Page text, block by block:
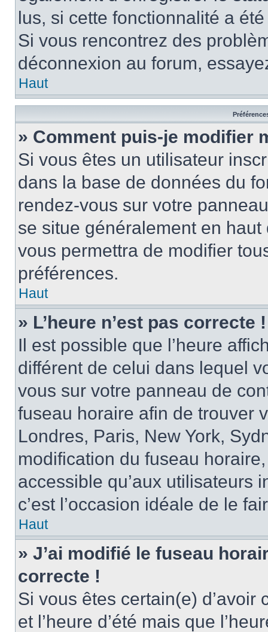
lus, si cette fonctionnalité a
Si vous rencontrez des
déconnexion au forum,
Haut
» Comment puis-je modifier
Si vous êtes un utilisateur
dans la base de données du
rendez-vous sur votre
se situe généralement en
vous permettra de modifier
préférences.
Haut
» L’heure n’est pas correcte !
Il est possible que l’heure
différent de celui dans lequel
vous sur votre panneau de
fuseau horaire afin de trouver
Londres, Paris, New York,
modification du fuseau
accessible qu’aux utilisateurs
c’est l’occasion idéale de le
Haut
» J’ai modifié le fuseau
correcte !
Si vous êtes certain(e)
et l’heure d’été mais que